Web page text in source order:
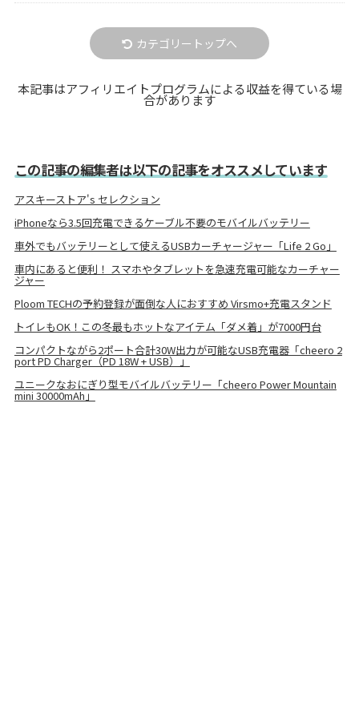
カテゴリートップへ
本記事はアフィリエイトプログラムによる収益を得ている場
合があります
この記事の編集者は以下の記事をオススメしています
アスキーストア's セレクション
iPhoneなら3.5回充電できるケーブル不要のモバイルバッテリー
車外でもバッテリーとして使えるUSBカーチャージャー「Life 2 Go」
車内にあると便利！ スマホやタブレットを急速充電可能なカーチャー
ジャー
Ploom TECHの予約登録が面倒な人におすすめ Virsmo+充電スタンド
トイレもOK！この冬最もホットなアイテム「ダメ着」が7000円台
コンパクトながら2ポート合計30W出力が可能なUSB充電器「cheero 2
port PD Charger（PD 18W + USB）」
ユニークなおにぎり型モバイルバッテリー「cheero Power Mountain
mini 30000mAh」